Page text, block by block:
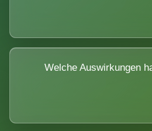
Welche Auswirkungen